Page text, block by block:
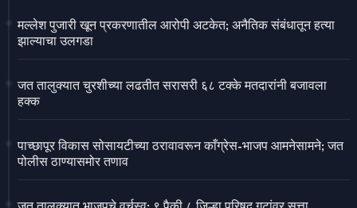
मल्लेश पुजारी खून प्रकरणातील आरोपी अटकेत; अनैतिक संबंधातून हत्या
झाल्याचा उलगडा
जत तालुक्यात चुरशीच्या लढतीत सरासरी ६८ टक्के मतदारांनी बजावला
हक्क
पाच्छापूर विकास सोसायटीच्या ठरावावरून काँग्रेस-भाजप आमनेसामने; जत
पोलीस ठाण्यासमोर तणाव